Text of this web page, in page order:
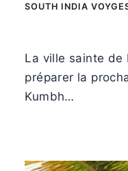
SOUTH INDIA
La ville sainte de
préparer la
Kumbh…